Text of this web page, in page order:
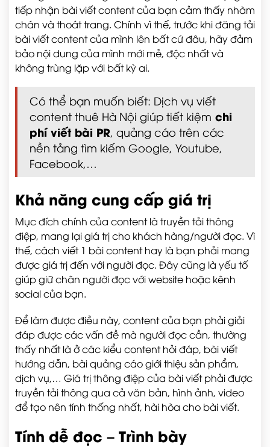
tiếp nhận bài viết content của bạn cảm thấy nhàm
chán và thoát trang. Chính vì thế, trước khi đăng tải
bài viết content của mình lên bất cứ đâu, hãy đảm
bảo nội dung của mình mới mẻ, độc nhất và
không trùng lặp với bất kỳ ai.
Có thể bạn muốn biết: Dịch vụ viết
content thuê Hà Nội giúp tiết kiệm chi
phí viết bài PR, quảng cáo trên các
nền tảng tìm kiếm Google, Youtube,
Facebook,…
Khả năng cung cấp giá trị
Mục đích chính của content là truyền tải thông
điệp, mang lại giá trị cho khách hàng/người đọc. Vì
thế, cách viết 1 bài content hay là bạn phải mang
được giá trị đến với người đọc. Đây cũng là yếu tố
giúp giữ chân người đọc với website hoặc kênh
social của bạn.
Để làm được điều này, content của bạn phải giải
đáp được các vấn đề mà người đọc cần, thường
thấy nhất là ở các kiểu content hỏi đáp, bài viết
hướng dẫn, bài quảng cáo giới thiệu sản phẩm,
dịch vụ,… Giá trị thông điệp của bài viết phải được
truyền tải thông qua cả văn bản, hình ảnh, video
để tạo nên tính thống nhất, hài hòa cho bài viết.
Tính dễ đọc – Trình bày